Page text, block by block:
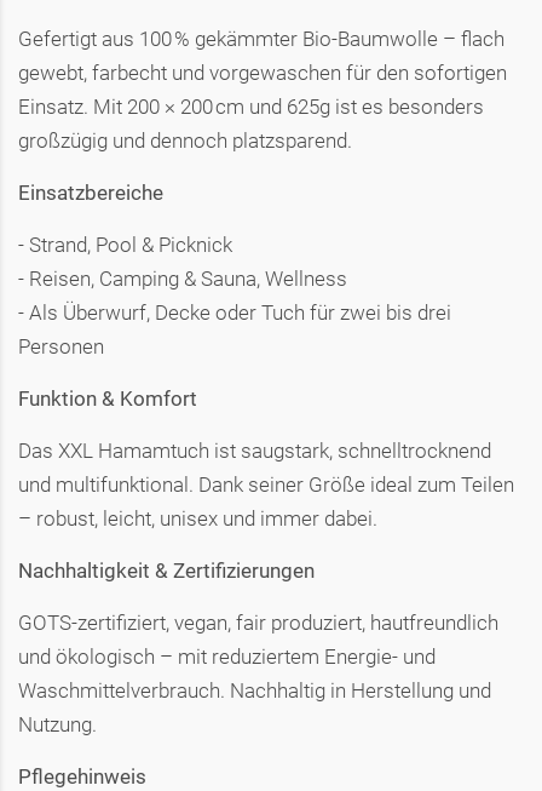
Gefertigt aus 100 % gekämmter Bio-Baumwolle – flach
gewebt, farbecht und vorgewaschen für den sofortigen
Einsatz. Mit 200 × 200 cm und 625g ist es besonders
großzügig und dennoch platzsparend.
Einsatzbereiche
- Strand, Pool & Picknick
- Reisen, Camping & Sauna, Wellness
- Als Überwurf, Decke oder Tuch für zwei bis drei
Personen
Funktion & Komfort
Das XXL Hamamtuch ist saugstark, schnelltrocknend
und multifunktional. Dank seiner Größe ideal zum Teilen
– robust, leicht, unisex und immer dabei.
Nachhaltigkeit & Zertifizierungen
GOTS-zertifiziert, vegan, fair produziert, hautfreundlich
und ökologisch – mit reduziertem Energie- und
Waschmittelverbrauch. Nachhaltig in Herstellung und
Nutzung.
Pflegehinweis